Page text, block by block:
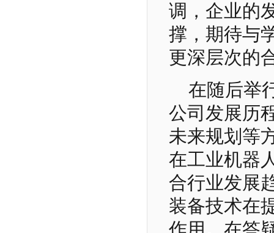
调，企业的
撑，期待与
更深层次的
在随后举
公司发展历
未来规划等
在工业机器
合行业发展
装备技术在